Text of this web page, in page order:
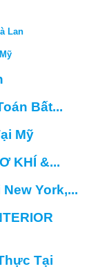
Lan
Bất...
Mỹ
KHÍ &...
York,...
Tại